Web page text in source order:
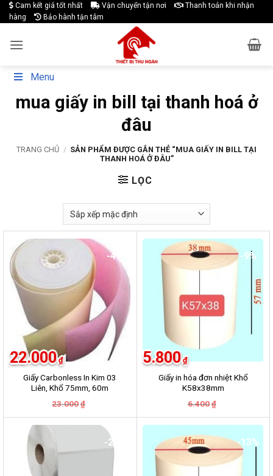
Skip
to
Cam kết giá tốt nhất Vận chuyển tận nơi
Thanh toán khi nhận
hàng
Bảo hành tận tâm
Menu
mua giấy in bill tại thanh hoá ở
đâu
TRANG CHỦ / SẢN PHẨM ĐƯỢC GẮN THẺ “MUA GIẤY IN BILL TẠI
THANH HOÁ Ở ĐÂU”
LỌC
-4%
Giấy Carbonless In Kim 03
Liên, Khổ 75mm, 60m
23.000 ₫
là:
23.000₫.
22.000 ₫
tại
là:
22.000₫.
-9%
Giấy in hóa đơn nhiệt Khổ
K58x38mm
6.400 ₫
là:
6.400₫.
5.800 ₫
tại
là:
5.800₫.
-20% -13%